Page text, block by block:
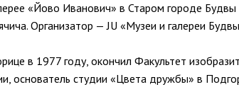
«Йово Иванович» в Старом городе Будвы
Организатор — JU «Музеи и галереи
в 1977 году, окончил Факультет
основатель студии «Цвета дружбы» в